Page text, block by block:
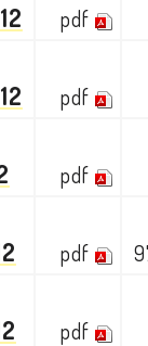
pdf
pdf
pdf
pdf
pdf